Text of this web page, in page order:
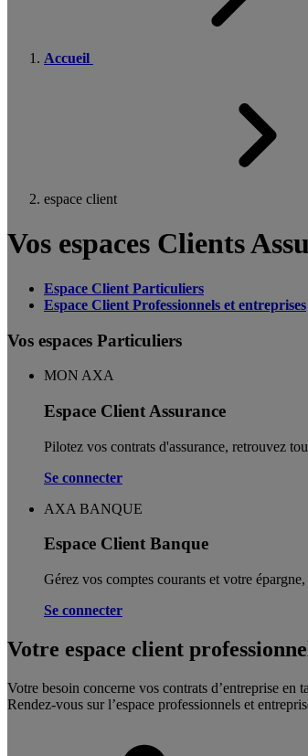
Accueil
espace client
Vos espaces Clients
Espace Client Particuliers
Espace Client Professionnels et entreprises
Vos espaces Particuliers
MON AXA
Espace Client Assurance
Pilotez vos contrats d'assurance, retrouvez
Se connecter
AXA BANQUE
Espace Client Banque
Gérez vos comptes courants et votre
Se connecter
Votre espace client
Votre besoin concerne vos contrats d’entreprise en
Rendez-vous sur l’espace professionnels et